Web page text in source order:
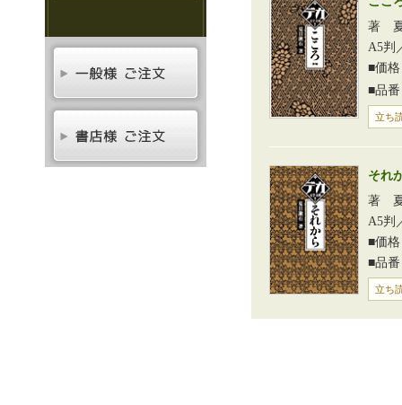
著
A5判
■価
■品
立ち
それ
著
A5判
■価
■品番
立ち